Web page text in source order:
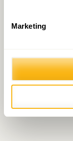
Marketing